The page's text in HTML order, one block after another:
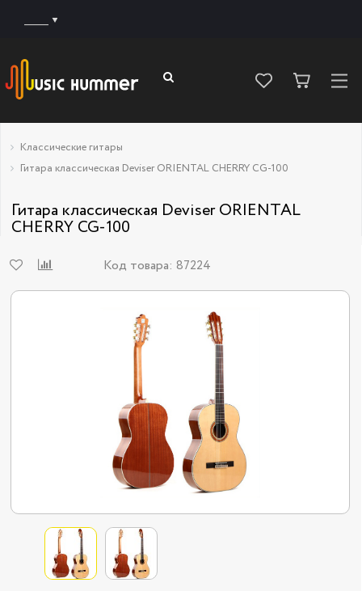
Классические гитары
Гитара классическая Deviser ORIENTAL CHERRY CG-100
Гитара классическая Deviser ORIENTAL
CHERRY CG-100
Код товара: 87224